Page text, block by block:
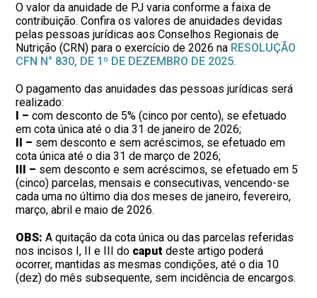
O valor da anuidade de PJ varia conforme a faixa de
contribuição. Confira os valores de anuidades devidas
pelas pessoas jurídicas aos Conselhos Regionais de
Nutrição (CRN) para o exercício de 2026 na RESOLUÇÃO
CFN N° 830, DE 1º DE DEZEMBRO DE 2025.
O pagamento das anuidades das pessoas jurídicas será
realizado:
I – com desconto de 5% (cinco por cento), se efetuado
em cota única até o dia 31 de janeiro de 2026;
II – sem desconto e sem acréscimos, se efetuado em
cota única até o dia 31 de março de 2026;
III – sem desconto e sem acréscimos, se efetuado em 5
(cinco) parcelas, mensais e consecutivas, vencendo-se
cada uma no último dia dos meses de janeiro, fevereiro,
março, abril e maio de 2026.
OBS: A quitação da cota única ou das parcelas referidas
nos incisos I, II e III do caput deste artigo poderá
ocorrer, mantidas as mesmas condições, até o dia 10
(dez) do mês subsequente, sem incidência de encargos.